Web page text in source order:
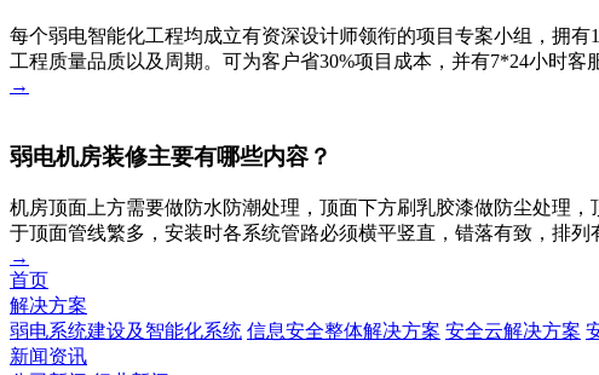
每个弱电智能化工程均成立有资深设计师领衔的项目专案小组，拥
工程质量品质以及周期。可为客户省30%项目成本，并有7*24小时客
→
弱电机房装修主要有哪些内容？
机房顶面上方需要做防水防潮处理，顶面下方刷乳胶漆做防尘处理
于顶面管线繁多，安装时各系统管路必须横平竖直，错落有致，排列
→
首页
解决方案
弱电系统建设及智能化系统 信息安全整体解决方案 安全云解决方案
新闻资讯